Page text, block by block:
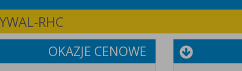
RHC
OKAZJE CENOWE